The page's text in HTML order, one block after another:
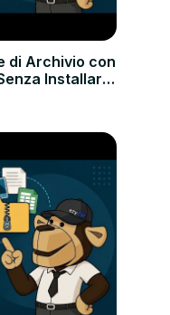
di Archivio con
Installare